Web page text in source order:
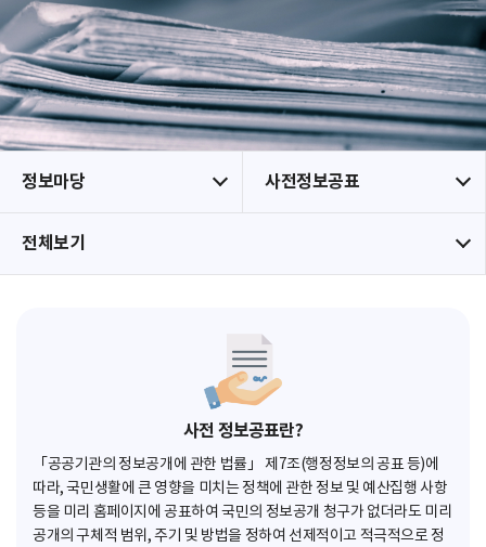
정보마당 사전정보공표
전체보기
사전 정보공표란?
「공공기관의 정보공개에 관한 법률」 제7조(행정정보의 공표 등)에
따라, 국민생활에 큰 영향을 미치는 정책에 관한 정보 및 예산집행 사항
등을 미리 홈페이지에 공표하여 국민의 정보공개 청구가 없더라도 미리
공개의 구체적 범위, 주기 및 방법을 정하여 선제적이고 적극적으로 정